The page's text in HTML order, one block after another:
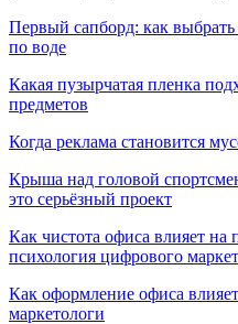
Первый сапборд: как
по воде
Какая пузырчатая пленка
предметов
Когда реклама становится
Крыша над головой
это серьёзный проект
Как чистота офиса влияет на
психология цифрового
Как оформление офиса
маркетологи